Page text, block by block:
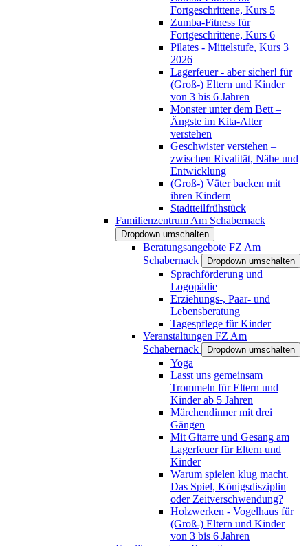
Fortgeschrittene, Kurs 5
Zumba-Fitness für
Fortgeschrittene, Kurs 6
Pilates - Mittelstufe, Kurs 3
2026
Lagerfeuer - aber sicher! für
(Groß-) Eltern und Kinder
von 3 bis 6 Jahren
Monster unter dem Bett –
Ängste im Kita-Alter
verstehen
Geschwister verstehen –
zwischen Rivalität, Nähe und
Entwicklung
(Groß-) Väter backen mit
ihren Kindern
Stadtteilfrühstück
Familienzentrum Am Schabernack
Dropdown umschalten
Beratungsangebote FZ Am
Schabernack
Dropdown umschalten
Sprachförderung und
Logopädie
Erziehungs-, Paar- und
Lebensberatung
Tagespflege für Kinder
Veranstaltungen FZ Am
Schabernack
Dropdown umschalten
Yoga
Lasst uns gemeinsam
Trommeln für Eltern und
Kinder ab 5 Jahren
Märchendinner mit drei
Gängen
Mit Gitarre und Gesang am
Lagerfeuer für Eltern und
Kinder
Warum spielen klug macht.
Das Spiel, Königsdisziplin
oder Zeitverschwendung?
Holzwerken - Vogelhaus für
(Groß-) Eltern und Kinder
von 3 bis 6 Jahren